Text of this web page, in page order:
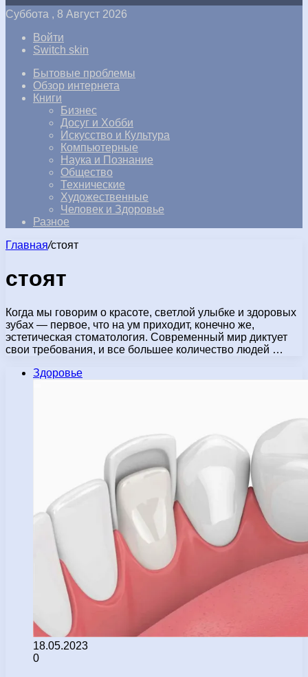
Суббота , 8 Август 2026
Войти
Switch skin
Бытовые проблемы
Обзор интернета
Книги
Бизнес
Досуг и Хобби
Искусство и Культура
Компьютерные
Наука и Познание
Общество
Технические
Художественные
Человек и Здоровье
Разное
Главная/стоят
стоят
Когда мы говорим о красоте, светлой улыбке и здоровых
зубах — первое, что на ум приходит, конечно же,
эстетическая стоматология. Современный мир диктует
свои требования, и все большее количество людей …
Здоровье
18.05.2023
0